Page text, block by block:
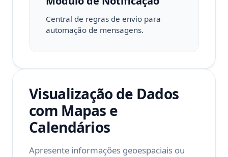
Central de regras de envio para
automação de mensagens.
Visualização de Dados
com Mapas e
Calendários
Apresente informações geoespaciais ou